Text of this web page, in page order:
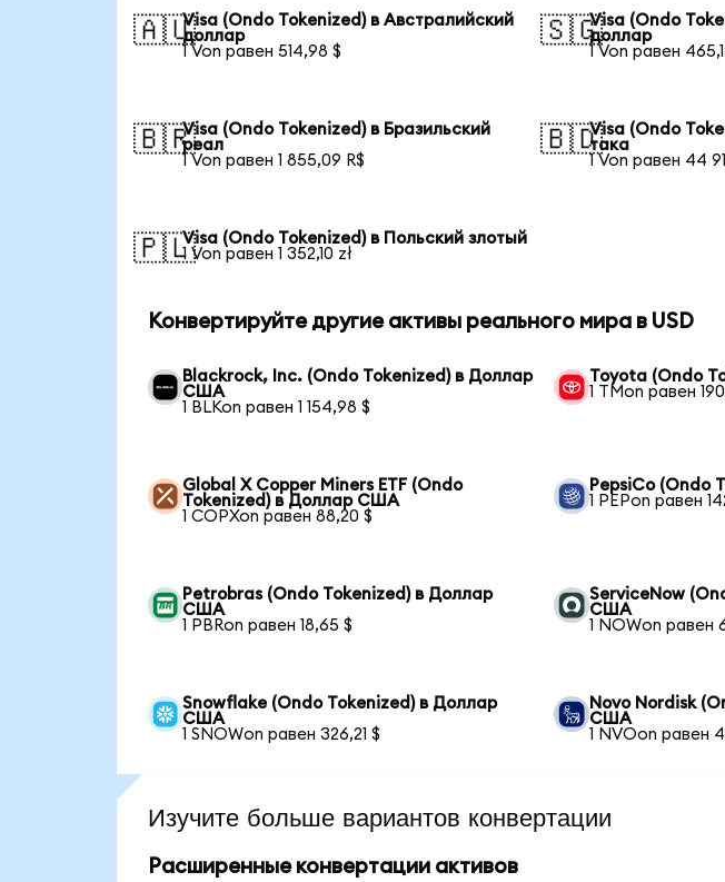
🇦🇺Visa (Ondo Tokenized) в Австралийский
доллар
1 Von равен 514,98 $
🇸🇬Visa (Ondo
доллар
1 Von равен
🇧🇷Visa (Ondo Tokenized) в Бразильский
реал
1 Von равен 1 855,09 R$
🇧🇩Visa (Ondo
така
1 Von равен 44
🇵🇱Visa (Ondo Tokenized) в Польский злотый
1 Von равен 1 352,10 zł
Конвертируйте другие активы реального мира в USD
Blackrock, Inc. (Ondo Tokenized) в Доллар
США
1 BLKon равен 1 154,98 $
Toyota (Ondo
1 TMon равен
Global X Copper Miners ETF (Ondo
Tokenized) в Доллар США
1 COPXon равен 88,20 $
PepsiCo (Ondo
1 PEPon равен
Petrobras (Ondo Tokenized) в Доллар
США
1 PBRon равен 18,65 $
ServiceNow
США
1 NOWon равен
Snowflake (Ondo Tokenized) в Доллар
США
1 SNOWon равен 326,21 $
Novo Nordisk
США
1 NVOon равен
Изучите больше вариантов конвертации
Расширенные конвертации активов